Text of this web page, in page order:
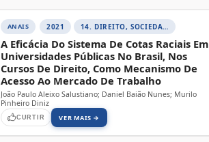
ANAIS 2021 14. DIREITO, SOCIEDADE E CONTEMPORANEIDADE
A Eficácia Do Sistema De Cotas Raciais Em
Universidades Públicas No Brasil, Nos
Cursos De Direito, Como Mecanismo De
Acesso Ao Mercado De Trabalho
João Paulo Aleixo Salustiano; Daniel Baião Nunes; Murilo
Pinheiro Diniz
CURTIR VER MAIS →